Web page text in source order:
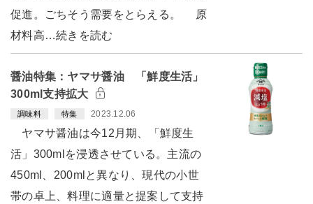
促進。ごちそう需要をとらえる。 原
材料高…続きを読む
醤油特集：ヤマサ醤油 「鮮度生活」
300ml支持拡大
調味料 特集 2023.12.06
ヤマサ醤油は今12月期、「鮮度生
活」300mlを浸透させている。主流の
450ml、200mlと異なり、現代の小世
帯の卓上、料理に適量と提案して支持